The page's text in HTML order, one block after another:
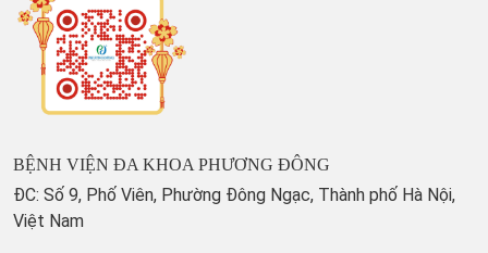
BỆNH VIỆN ĐA KHOA PHƯƠNG ĐÔNG
ĐC: Số 9, Phố Viên, Phường Đông Ngạc, Thành phố Hà Nội,
Việt Nam